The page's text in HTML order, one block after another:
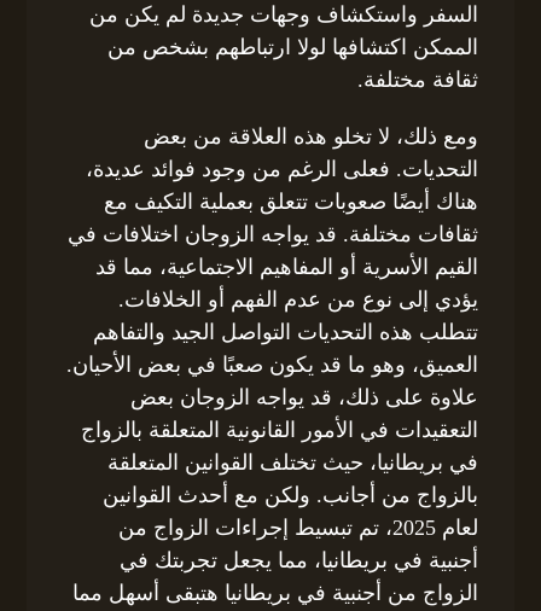
السفر واستكشاف وجهات جديدة لم يكن من
الممكن اكتشافها لولا ارتباطهم بشخص من
ثقافة مختلفة.
ومع ذلك، لا تخلو هذه العلاقة من بعض
التحديات. فعلى الرغم من وجود فوائد عديدة،
هناك أيضًا صعوبات تتعلق بعملية التكيف مع
ثقافات مختلفة. قد يواجه الزوجان اختلافات في
القيم الأسرية أو المفاهيم الاجتماعية، مما قد
يؤدي إلى نوع من عدم الفهم أو الخلافات.
تتطلب هذه التحديات التواصل الجيد والتفاهم
العميق، وهو ما قد يكون صعبًا في بعض الأحيان.
علاوة على ذلك، قد يواجه الزوجان بعض
التعقيدات في الأمور القانونية المتعلقة بالزواج
في بريطانيا، حيث تختلف القوانين المتعلقة
بالزواج من أجانب. ولكن مع أحدث القوانين
لعام 2025، تم تبسيط إجراءات الزواج من
أجنبية في بريطانيا، مما يجعل تجربتك في
الزواج من أجنبية في بريطانيا هتبقى أسهل مما